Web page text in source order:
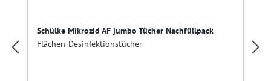
Schülke Mikrozid AF jumbo Tücher Nachfüllpack
Flächen-Desinfektionstücher